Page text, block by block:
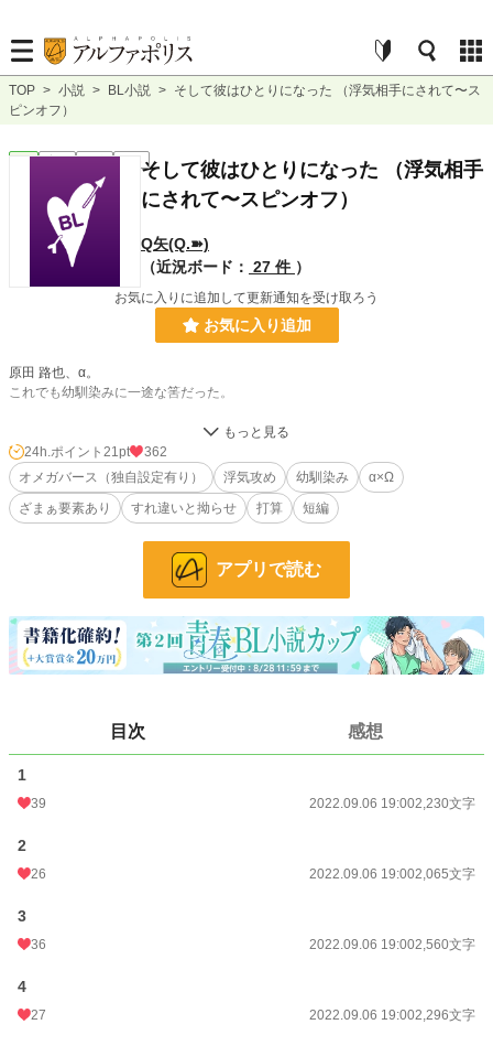
TOP > 小説 > BL小説 > そして彼はひとりになった （浮気相手にされて〜ス
ピンオフ）
BL 完結 短編
そして彼はひとりになった （浮気相手
にされて〜スピンオフ）
Q矢(Q.➽)
（近況ボード： 27 件 ）
お気に入りに追加して更新通知を受け取ろう
お気に入り追加
原田 路也、‪α‬。
これでも幼馴染みに一途な筈だった。
世の中に、魅力的なΩは幼馴染みだけじゃないって事に。
※本作品は、『浮気相手にされて別れたら、ノーマークだった男が『俺の子供産
て交際していた原田サイドからのスピンオフ作品です。
25,084 位 / 228,585 件
BL 6,380 位 / 31,383 件
お気に入り 396
文字数 21,504
初回完結日時
週間ポイント
月間ポイント
年間ポイント
累計ポイント
24h.ポイント 21pt
362
オメガバース（独自設定有り）
浮気攻め 幼馴染み
‪α‬×Ω
ざまぁ要素あり
すれ違いと拗らせ 打算 短編
アプリで読む
目次 感想
1
39 2022.09.06 19:002,230文字
2
26 2022.09.06 19:002,065文字
3
36 2022.09.06 19:002,560文字
4
27 2022.09.06 19:002,296文字